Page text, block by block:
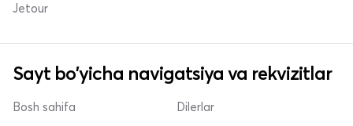
Jetour
Sayt bo'yicha navigatsiya va rekvizitlar
Bosh sahifa Dilerlar